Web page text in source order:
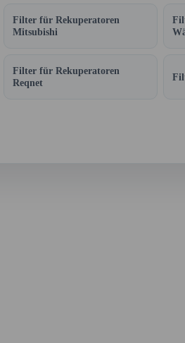
Filter für Rekuperatoren
Mitsubishi
Filter für Rekuperatoren
Reqnet